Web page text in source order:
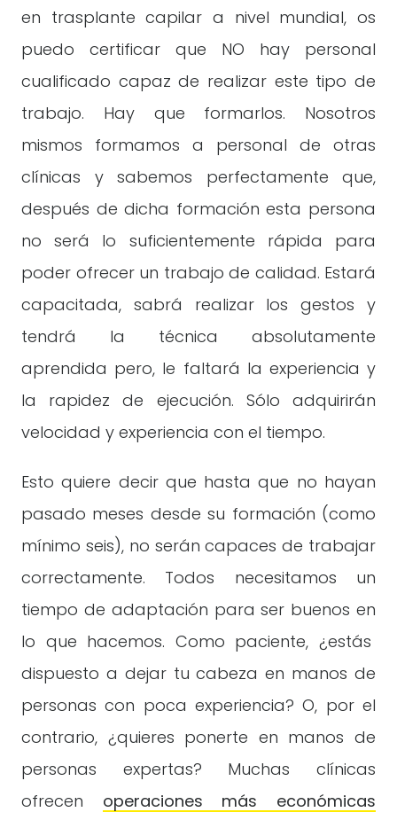
en trasplante capilar a nivel mundial, os
puedo certificar que NO hay personal
cualificado capaz de realizar este tipo de
trabajo. Hay que formarlos. Nosotros
mismos formamos a personal de otras
clínicas y sabemos perfectamente que,
después de dicha formación esta persona
no será lo suficientemente rápida para
poder ofrecer un trabajo de calidad. Estará
capacitada, sabrá realizar los gestos y
tendrá la técnica absolutamente
aprendida pero, le faltará la experiencia y
la rapidez de ejecución. Sólo adquirirán
velocidad y experiencia con el tiempo.
Esto quiere decir que hasta que no hayan
pasado meses desde su formación (como
mínimo seis), no serán capaces de trabajar
correctamente. Todos necesitamos un
tiempo de adaptación para ser buenos en
lo que hacemos. Como paciente, ¿estás
dispuesto a dejar tu cabeza en manos de
personas con poca experiencia? O, por el
contrario, ¿quieres ponerte en manos de
personas expertas? Muchas clínicas
ofrecen operaciones más económicas